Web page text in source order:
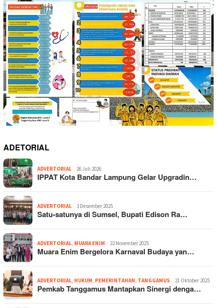
ADETORIAL
ADVERTORIAL 26 Juli 2026
IPPAT Kota Bandar Lampung Gelar Upgradin…
ADVERTORIAL 3 Desember 2025
Satu-satunya di Sumsel, Bupati Edison Ra…
ADVERTORIAL MUARA ENIM 22 November 2025
Muara Enim Bergelora Karnaval Budaya yan…
ADVERTORIAL HUKUM PEMERINTAHAN TANGGAMUS 21 Oktober 2025
Pemkab Tanggamus Mantapkan Sinergi denga…